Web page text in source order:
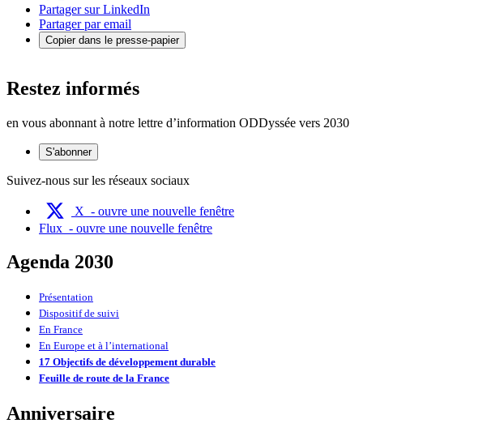
Partager sur LinkedIn
Partager par email
Copier dans le presse-papier
Restez informés
en vous abonnant à notre lettre d’information ODDyssée vers 2030
S'abonner
Suivez-nous sur les réseaux sociaux
X - ouvre une nouvelle fenêtre
Flux - ouvre une nouvelle fenêtre
Agenda 2030
Présentation
Dispositif de suivi
En France
En Europe et à l’international
17 Objectifs de développement durable
Feuille de route de la France
Anniversaire